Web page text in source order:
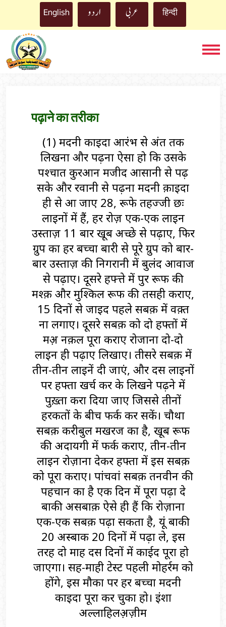
English اردو عربي हिन्दी
पढ़ाने का तरीका
(1) मदनी काइदा आरंभ से अंत तक
लिखना और पढ़ना ऐसा हो कि उसके
पश्चात कुरआन मजीद आसानी से पढ़
सके और रवानी से पढ़ना मदनी क़ाइदा
ही से आ जाए 28, हुरूफे तहज्जी छः
लाइनों में हैं, हर रोज़ एक-एक लाइन
उस्ताज़ 11 बार खूब अच्छे से पढ़ाए, फिर
ग्रुप का हर बच्चा बारी से पूरे ग्रुप को बार-
बार उस्ताज़ की निगरानी में बुलंद आवाज
से पढ़ाए। दूसरे हफ्त्ते में पुर हुरूफ की
मश्क़ और मुश्किल हुरूफ की तसही कराए,
15 दिनों से जाइद पहले सबक़ में वक़्त
ना लगाए। दूसरे सबक़ को दो हफ्तों में
मअ़ नक़ल पूरा कराए रोजाना दो-दो
लाइन ही पढ़ाए लिखाए। तीसरे सबक़ में
तीन-तीन लाइनें दी जाएं, और दस लाइनों
पर हफ्ता खर्च कर के लिखने पढ़ने में
पुख़्ता करा दिया जाए जिससे तीनों
हरकतों के बीच फर्क कर सकें। चौथा
सबक़ करीबुल मखरज का है, खूब हुरूफ
की अदायगी में फर्क कराए, तीन-तीन
लाइन रोज़ाना देकर हफ्ता में इस सबक़
को पूरा कराए। पांचवां सबक़ तनवीन की
पहचान का है एक दिन में पूरा पढ़ा दे
बाकी असबाक़ ऐसे ही हैं कि रोज़ाना
एक-एक सबक़ पढ़ा सकता है, यूं बाकी
20 अस्बाक 20 दिनों में पढ़ा ले, इस
तरह दो माह दस दिनों में काईद पूरा हो
जाएगा। सह-माही टेस्ट पहली मोहर्रम को
होंगे, इस मौका पर हर बच्चा मदनी
काइदा पूरा कर चुका हो। इंशा
अल्लाहिलअ़ज़ीम